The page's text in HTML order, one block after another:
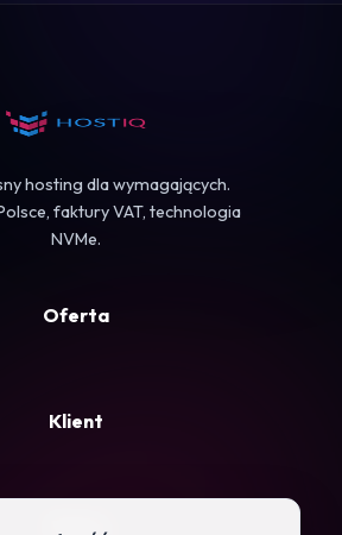
hosting dla wymagających.
faktury VAT, technologia
NVMe.
Oferta
Klient
Firma